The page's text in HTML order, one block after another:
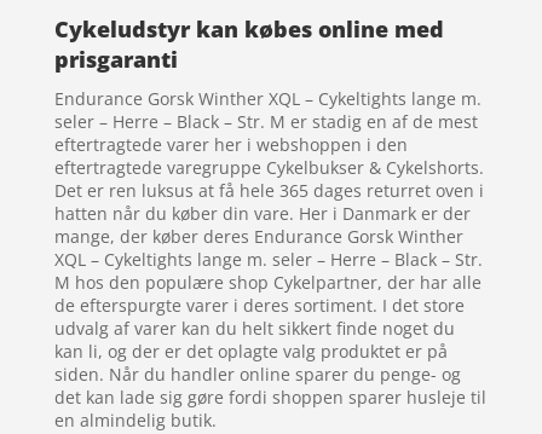
Cykeludstyr kan købes online med
prisgaranti
Endurance Gorsk Winther XQL – Cykeltights lange m.
seler – Herre – Black – Str. M er stadig en af de mest
eftertragtede varer her i webshoppen i den
eftertragtede varegruppe Cykelbukser & Cykelshorts.
Det er ren luksus at få hele 365 dages returret oven i
hatten når du køber din vare. Her i Danmark er der
mange, der køber deres Endurance Gorsk Winther
XQL – Cykeltights lange m. seler – Herre – Black – Str.
M hos den populære shop Cykelpartner, der har alle
de efterspurgte varer i deres sortiment. I det store
udvalg af varer kan du helt sikkert finde noget du
kan li, og der er det oplagte valg produktet er på
siden. Når du handler online sparer du penge- og
det kan lade sig gøre fordi shoppen sparer husleje til
en almindelig butik.